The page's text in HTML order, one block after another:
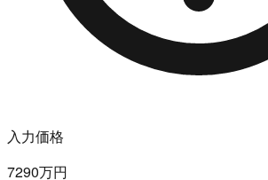
入力価格
7290万円